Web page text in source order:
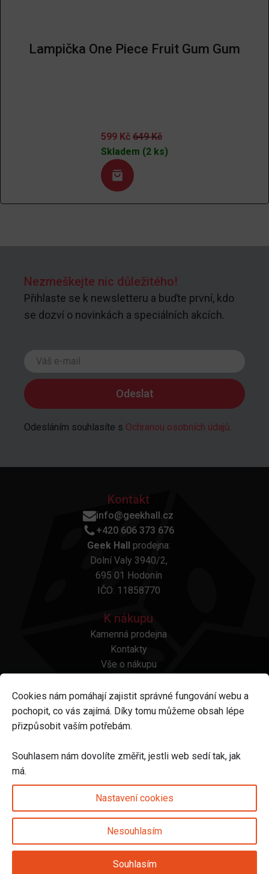
Lampička One Piece Fruit Gum Gum
599 Kč 649Kč
Skladem (2 ks)
Nezmeškejte nic důležitého!
Přihlaste se k newsletteru a buďte první, kdo
se dozví o novinkách a speciálních akcích.
Odesláním souhlasíte s Ochranou osobních údajů.
Kontakt
info@geekhall.cz
+420 606 373 676
Geek Hall prodejna:
Dolní Valy 3940/2,
695 01 Hodonín
IČO: 11858770
K nákupu
Kamenná prodejna
Kontakty
Vše o nákupu
Platba a doprava
Reklamace a vrácení
Obchodní podmínky
Odstoupení od smlouvy
Sledujte nás na
© 2025 Svět karet s.r.o. | vytvořeno DIGIBEES
Cookies nám pomáhají zajistit správné fungování webu a
pochopit, co vás zajímá. Díky tomu můžeme obsah lépe
přizpůsobit vaším potřebám.
Souhlasem nám dovolíte změřit, jestli web sedí tak, jak
má.
Nastavení cookies
Nesouhlasím
Souhlasím